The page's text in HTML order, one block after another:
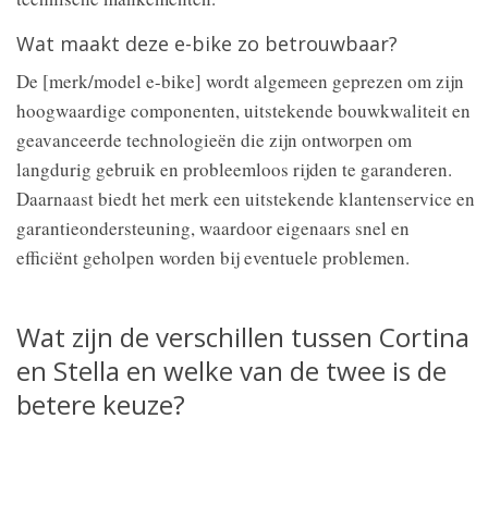
Wat maakt deze e-bike zo betrouwbaar?
De [merk/model e-bike] wordt algemeen geprezen om zijn
hoogwaardige componenten, uitstekende bouwkwaliteit en
geavanceerde technologieën die zijn ontworpen om
langdurig gebruik en probleemloos rijden te garanderen.
Daarnaast biedt het merk een uitstekende klantenservice en
garantieondersteuning, waardoor eigenaars snel en
efficiënt geholpen worden bij eventuele problemen.
Wat zijn de verschillen tussen Cortina
en Stella en welke van de twee is de
betere keuze?